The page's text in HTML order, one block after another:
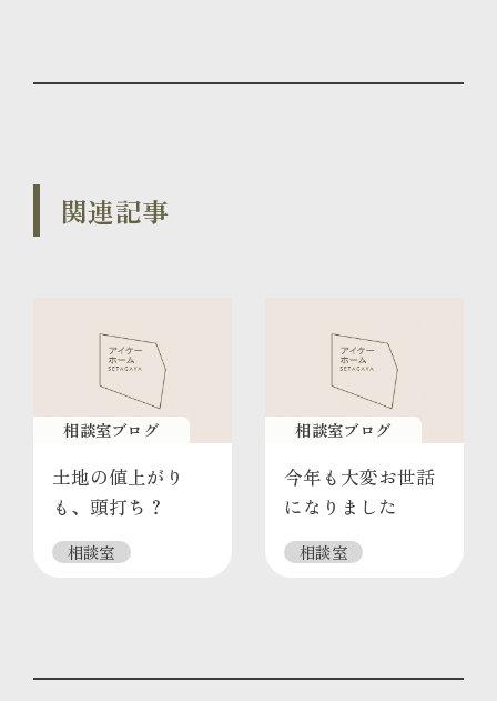
関連記事
相談室ブログ
土地の値上がり
も、頭打ち？
相談室
相談室ブログ
今年も大変お世話
になりました
相談室